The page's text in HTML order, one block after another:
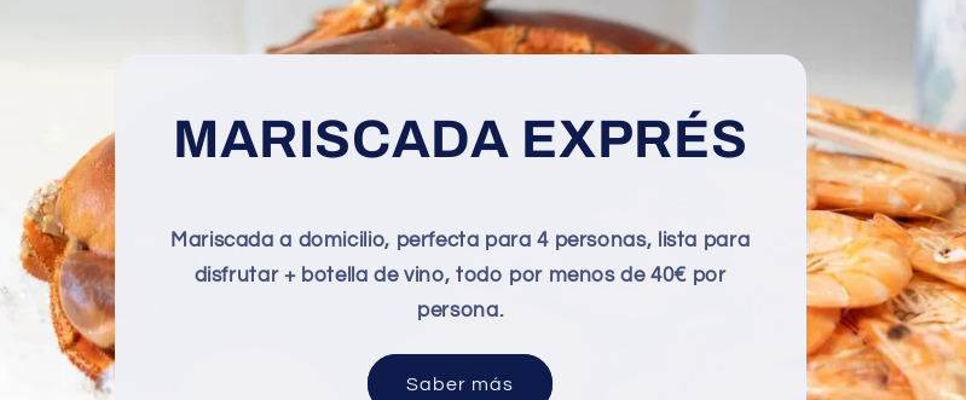
MARISCADA EXPRÉS
Mariscada a domicilio, perfecta para 4 personas, lista para
disfrutar + botella de vino, todo por menos de 40€ por
persona.
Saber más